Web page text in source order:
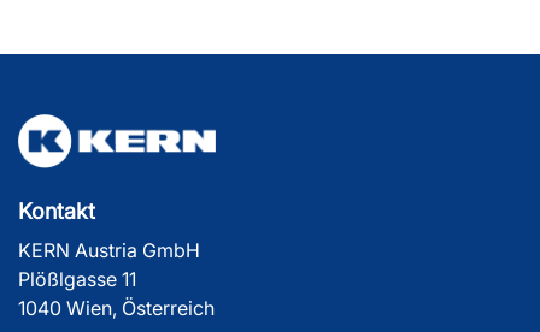
Kontakt
KERN Austria GmbH
Plößlgasse 11
1040 Wien, Österreich